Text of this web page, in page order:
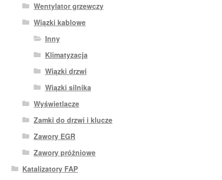
Wentylator grzewczy
Wiązki kablowe
Inny
Klimatyzacja
Wiązki drzwi
Wiązki silnika
Wyświetlacze
Zamki do drzwi i klucze
Zawory EGR
Zawory próżniowe
Katalizatory FAP